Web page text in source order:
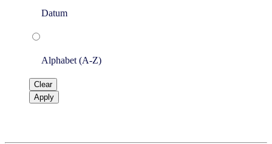
Datum
Alphabet (A-Z)
Clear
Apply